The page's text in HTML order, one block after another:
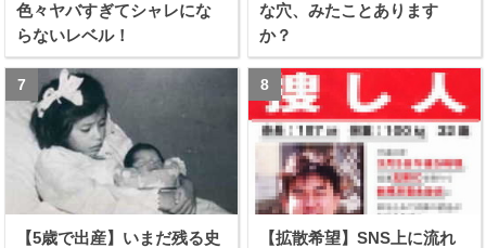
色々ヤバすぎてシャレにな
らないレベル！
な穴、みたことあります
か？
【5歳で出産】いまだ残る史
【拡散希望】SNS上に流れ